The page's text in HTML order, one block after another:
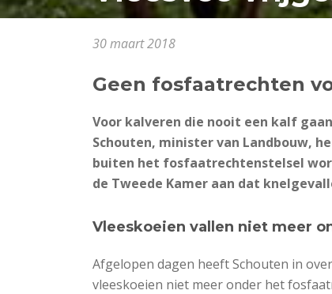
30 maart 2018
Geen fosfaatrechten
Voor kalveren die nooit een kalf
Schouten, minister van Landbouw,
buiten het fosfaatrechtenstelsel
de Tweede Kamer aan dat
Vleeskoeien vallen niet meer
Afgelopen dagen heeft Schouten in
vleeskoeien niet meer onder het